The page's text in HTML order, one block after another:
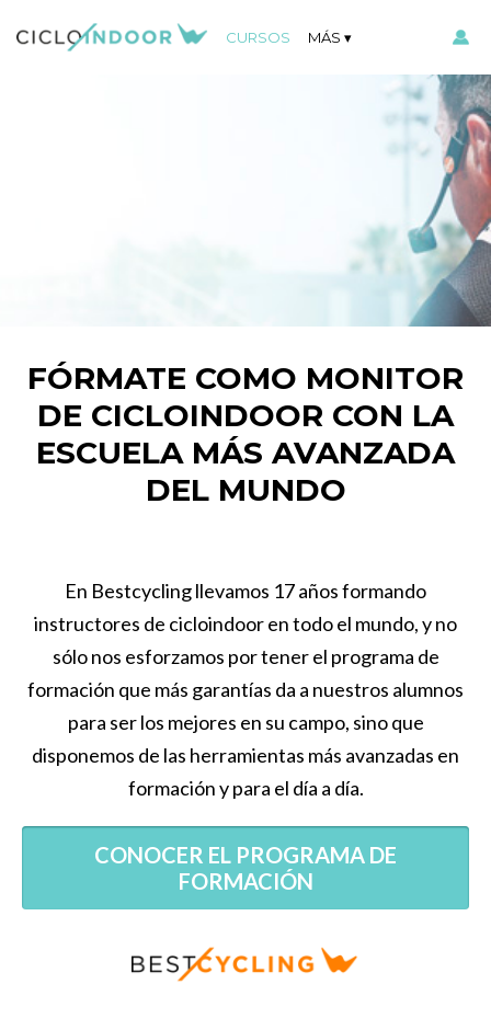
CURSOS MÁS
FÓRMATE COMO MONITOR
DE CICLOINDOOR CON LA
ESCUELA MÁS AVANZADA
DEL MUNDO
En Bestcycling llevamos 17 años formando
instructores de cicloindoor en todo el mundo, y no
sólo nos esforzamos por tener el programa de
formación que más garantías da a nuestros alumnos
para ser los mejores en su campo, sino que
disponemos de las herramientas más avanzadas en
formación y para el día a día.
CONOCER EL PROGRAMA DE
FORMACIÓN